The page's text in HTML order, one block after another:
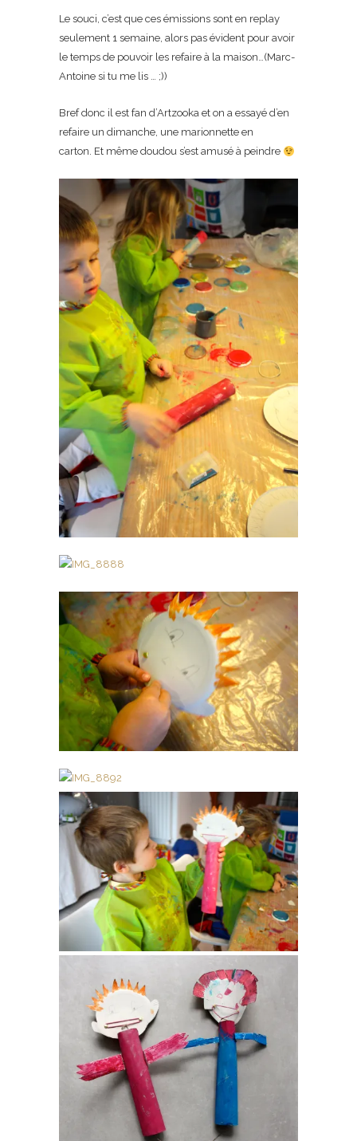
Le souci, c’est que ces émissions sont en replay
seulement 1 semaine, alors pas évident pour avoir
le temps de pouvoir les refaire à la maison…(Marc-
Antoine si tu me lis … ;))
Bref donc il est fan d’Artzooka et on a essayé d’en
refaire un dimanche, une marionnette en
carton. Et même doudou s’est amusé à peindre